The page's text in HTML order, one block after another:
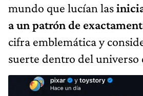
mundo que lucían las
a un patrón de
cifra emblemática y
suerte dentro del universo